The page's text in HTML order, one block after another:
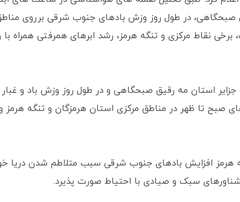
صبحگاهی، در طول روز وزش بادهای جنوب شرقی برروی
برخی نقاط مرکزی و تنگه هرمز، رشد ابرهای همرفتی همراه با
استان مه رقیق صبحگاهی و در طول روز وزش باد و
تا ظهر در مناطق مرکزی استان هرمزگان و تنگه هرمز
هرمز افزایش بادهای جنوب شرقی سبب متلاطم شدن دریا
سبک و صیادی با احتیاط صورت پذیرد.